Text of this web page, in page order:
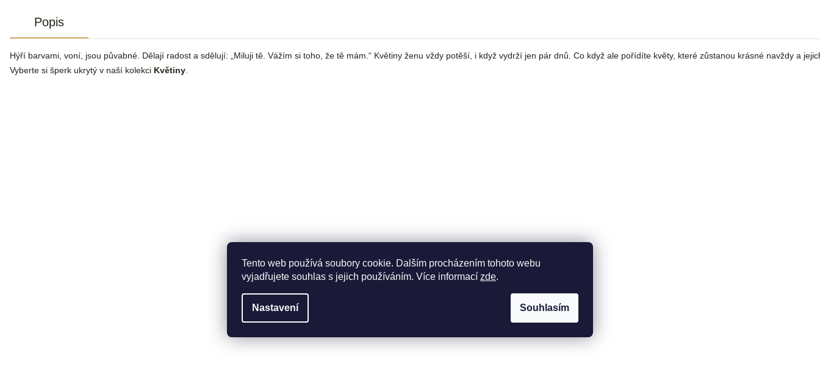
Tento web používá soubory cookie. Dalším procházením tohoto webu
vyjadřujete souhlas s jejich používáním. Více informací zde.
Nastavení Souhlasím
Popis
Hýří barvami, voní, jsou půvabné. Dělají radost a sdělují: „Miluji tě. Vážím si toho, že tě mám.“ Květiny ženu vždy potěší, i když vydrží jen pár dnů. Co když ale pořídíte květy, které zůstanou krásné navždy a
Vyberte si šperk ukrytý v naší kolekci Květiny